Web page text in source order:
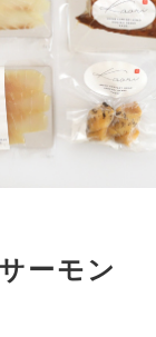
ーモン